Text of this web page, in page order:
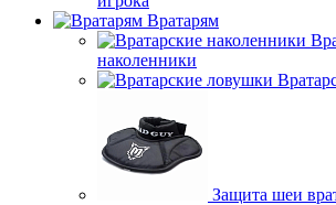
Вратарям
наколенники
Защита шеи